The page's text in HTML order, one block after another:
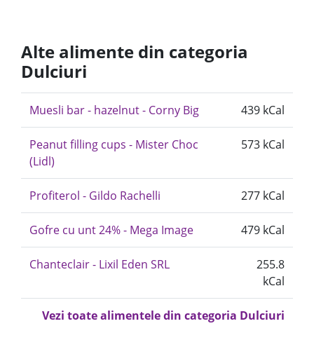
Alte alimente din categoria
Dulciuri
Muesli bar - hazelnut - Corny Big 439 kCal
Peanut filling cups - Mister Choc
(Lidl)
573 kCal
Profiterol - Gildo Rachelli 277 kCal
Gofre cu unt 24% - Mega Image 479 kCal
Chanteclair - Lixil Eden SRL
255.8
kCal
Vezi toate alimentele din categoria Dulciuri